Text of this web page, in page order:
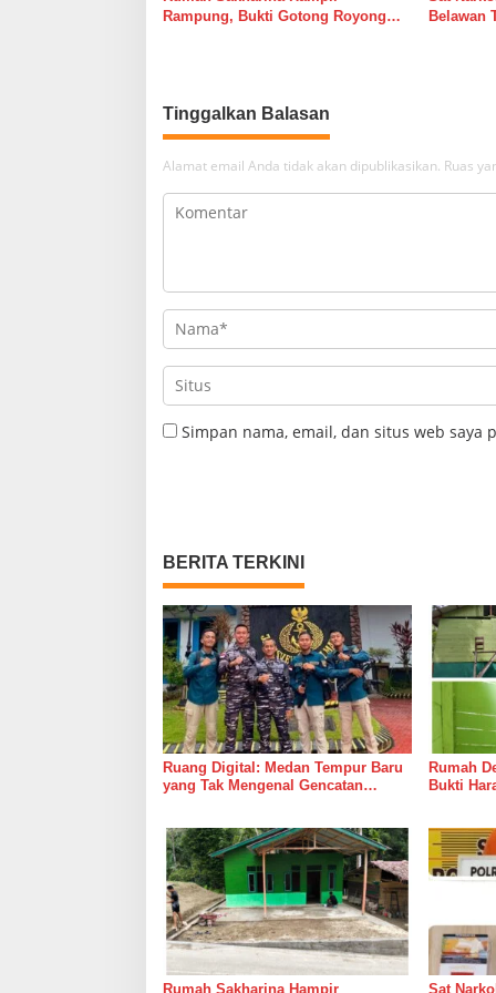
Rampung, Bukti Gotong Royong
Belawan
Tinggalkan Balasan
Alamat email Anda tidak akan dipublikasikan. Ruas
Simpan nama, email, dan situs web
BERITA TERKINI
Ruang Digital: Medan Tempur Baru
yang Tak Mengenal Gencatan
Rumah
Bukti
Rumah Sakharina Hampir Sat